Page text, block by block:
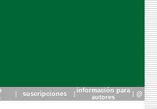
suscripciones
información para
autores
@